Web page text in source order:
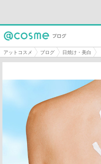
アットコスメ ブログ 日焼け・美白